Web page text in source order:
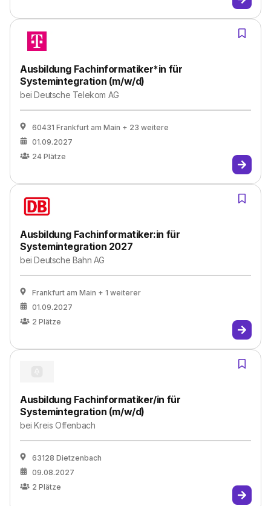
Ausbildung Fachinformatiker*in für
Systemintegration (m/w/d)
beiDeutsche Telekom AG
60431 Frankfurt am Main + 23 weitere
01.09.2027
24 Plätze
Ausbildung Fachinformatiker:in für
Systemintegration 2027
beiDeutsche Bahn AG
Frankfurt am Main + 1 weiterer
01.09.2027
2 Plätze
Ausbildung Fachinformatiker/in für
Systemintegration (m/w/d)
beiKreis Offenbach
63128 Dietzenbach
09.08.2027
2 Plätze